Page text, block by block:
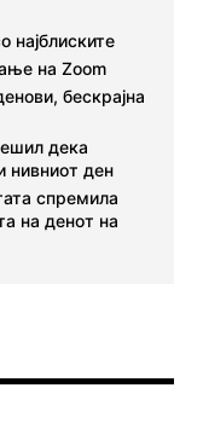
најблиските
на Zoom
бескрајна
дека
нивниот ден
спремила
на денот на